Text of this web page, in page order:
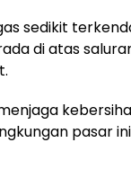
sedikit
di atas
pasar